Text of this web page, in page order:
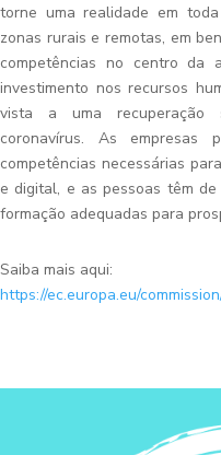
torne uma realidade em
zonas rurais e remotas, em
competências no centro da
investimento nos recursos
vista a uma recuperação
coronavírus. As empresas
competências necessárias
e digital, e as pessoas têm
formação adequadas para
Saiba mais aqui:
https://ec.europa.eu/